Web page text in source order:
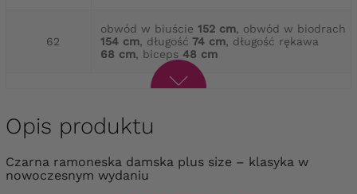
62
obwód w biuście 152 cm, obwód w biodrach
154 cm, długość 74 cm, długość rękawa
68 cm, biceps 48 cm
Opis produktu
Czarna ramoneska damska plus size – klasyka w
nowoczesnym wydaniu